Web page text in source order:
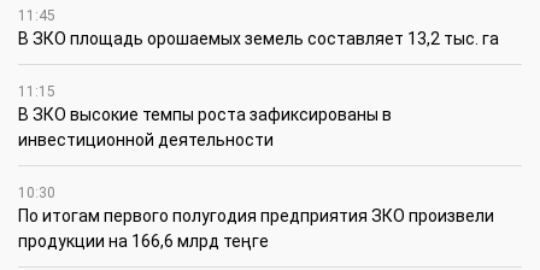
11:45
В ЗКО площадь орошаемых земель составляет 13,2 тыс. га
11:15
В ЗКО высокие темпы роста зафиксированы в
инвестиционной деятельности
10:30
По итогам первого полугодия предприятия ЗКО произвели
продукции на 166,6 млрд теңге